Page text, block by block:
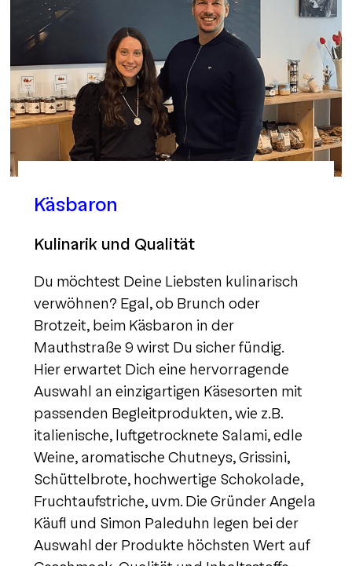
Käsbaron
Kulinarik und Qualität
Du möchtest Deine Liebsten kulinarisch
verwöhnen? Egal, ob Brunch oder
Brotzeit, beim Käsbaron in der
Mauthstraße 9 wirst Du sicher fündig.
Hier erwartet Dich eine hervorragende
Auswahl an einzigartigen Käsesorten mit
passenden Begleitprodukten, wie z.B.
italienische, luftgetrocknete Salami, edle
Weine, aromatische Chutneys, Grissini,
Schüttelbrote, hochwertige Schokolade,
Fruchtaufstriche, uvm. Die Gründer Angela
Käufl und Simon Paleduhn legen bei der
Auswahl der Produkte höchsten Wert auf